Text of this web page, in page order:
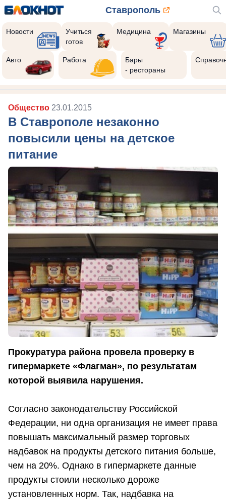
Ставрополь
Новости
Учиться
готов
Медицина Магазины
Авто Работа
Бары
- рестораны
Общество 23.01.2015
В Ставрополе незаконно
повысили цены на детское
питание
Прокуратура района провела проверку в
гипермаркете «Флагман», по результатам
которой выявила нарушения.
Согласно законодательству Российской
Федерации, ни одна организация не имеет права
повышать максимальный размер торговых
надбавок на продукты детского питания больше,
чем на 20%. Однако в гипермаркете данные
продукты стоили несколько дороже
установленных норм. Так, надбавка на